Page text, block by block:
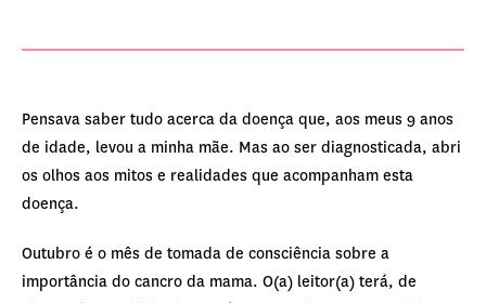
Pensava saber tudo acerca da doença que, aos meus 9 anos
de idade, levou a minha mãe. Mas ao ser diagnosticada, abri
os olhos aos mitos e realidades que acompanham esta
doença.
Outubro é o mês de tomada de consciência sobre a
importância do cancro da mama. O(a) leitor(a) terá, de